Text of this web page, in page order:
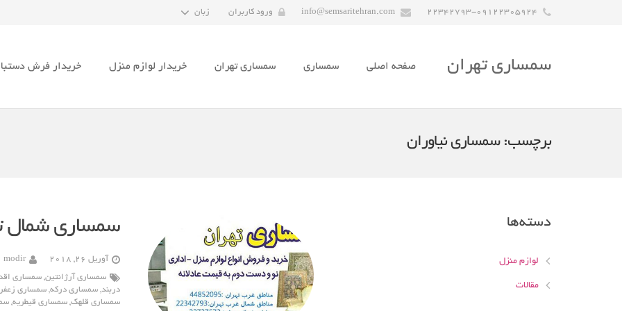
22342793-09122305924
info@semsaritehran.com ورود کاربران زبان
سمساری تهران صفحه اصلی سمساری سمساری تهران خریدار لوازم منزل خریدار فرش
برچسب:سمساری نیاوران
سمساری شمال
آوریل 26, 2018 modir
سمساری آرژانتین,سمساری
دربند,سمساری درکه,سمساری
سمساری قلهک,سمساری قیطریه,
دسته‌ها
لوازم منزل
مقالات